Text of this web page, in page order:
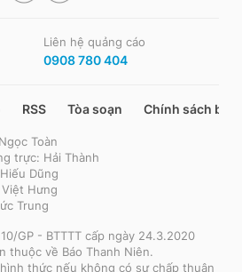
Liên hệ quảng cáo
0908 780 404
RSS Tòa soạn Chính sách bảo
Toàn
trực: Hải Thành
Dũng
Hưng
Trung
GP - BTTTT cấp ngày 24.3.2020
thuộc về Báo Thanh Niên.
thức nếu không có sự chấp thuận